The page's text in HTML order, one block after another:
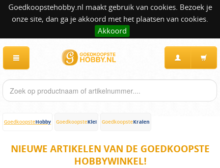
Goedkoopstehobby.nl maakt gebruik van cookies. Bezoek je
onze site, dan ga je akkoord met het plaatsen van cookies.
Akkoord
GoedkoopsteHobby GoedkoopsteKlei GoedkoopsteKralen
NIEUWE ARTIKELEN VAN DE GOEDKOOPSTE
HOBBYWINKEL!